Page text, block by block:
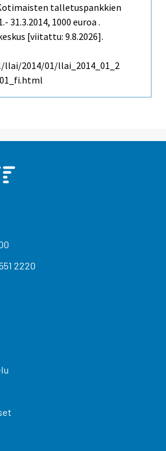
talletuspankkien
31.3.2014, 1000 euroa .
[viitattu: 9.8.2026].
2014/01/llai_2014_01_2
2220